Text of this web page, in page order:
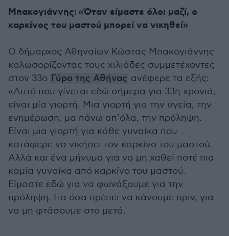
Μπακογιάννης: «Όταν είμαστε όλοι μαζί, ο
καρκίνος του μαστού μπορεί να νικηθεί»
O δήμαρχος Αθηναίων Κώστας Μπακογιάννης
καλωσορίζοντας τους χιλιάδες συμμετέχοντες
στον 33ο Γύρο της Αθήνας ανέφερε τα εξής:
«Αυτό που γίνεται εδώ σήμερα για 33η χρονιά,
είναι μία γιορτή. Μια γιορτή για την υγεία, την
ενημέρωση, μα πάνω απ’όλα, την πρόληψη.
Είναι μια γιορτή για κάθε γυναίκα που
κατάφερε να νικήσει τον καρκίνο του μαστού.
Αλλά και ένα μήνυμα για να μη χαθεί ποτέ πια
καμία γυναίκα από καρκίνο του μαστού.
Είμαστε εδώ για να φωνάξουμε για την
πρόληψη. Για όσα πρέπει να κάνουμε πριν, για
να μη φτάσουμε στο μετά.